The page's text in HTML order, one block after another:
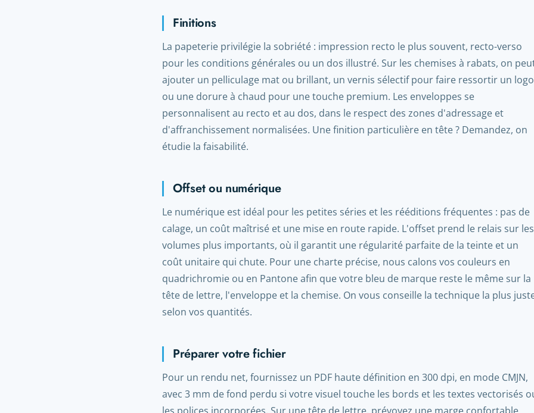
Finitions
La papeterie privilégie la sobriété : impression recto le plus souvent, recto-verso
pour les conditions générales ou un dos illustré. Sur les chemises à rabats, on
ajouter un pelliculage mat ou brillant, un vernis sélectif pour faire ressortir un
ou une dorure à chaud pour une touche premium. Les enveloppes se
personnalisent au recto et au dos, dans le respect des zones d'adressage et
d'affranchissement normalisées. Une finition particulière en tête ? Demandez, on
étudie la faisabilité.
Offset ou numérique
Le numérique est idéal pour les petites séries et les rééditions fréquentes : pas de
calage, un coût maîtrisé et une mise en route rapide. L'offset prend le relais sur les
volumes plus importants, où il garantit une régularité parfaite de la teinte et un
coût unitaire qui chute. Pour une charte précise, nous calons vos couleurs en
quadrichromie ou en Pantone afin que votre bleu de marque reste le même sur la
tête de lettre, l'enveloppe et la chemise. On vous conseille la technique la plus
selon vos quantités.
Préparer votre fichier
Pour un rendu net, fournissez un PDF haute définition en 300 dpi, en mode CMJN,
avec 3 mm de fond perdu si votre visuel touche les bords et les textes vectorisés